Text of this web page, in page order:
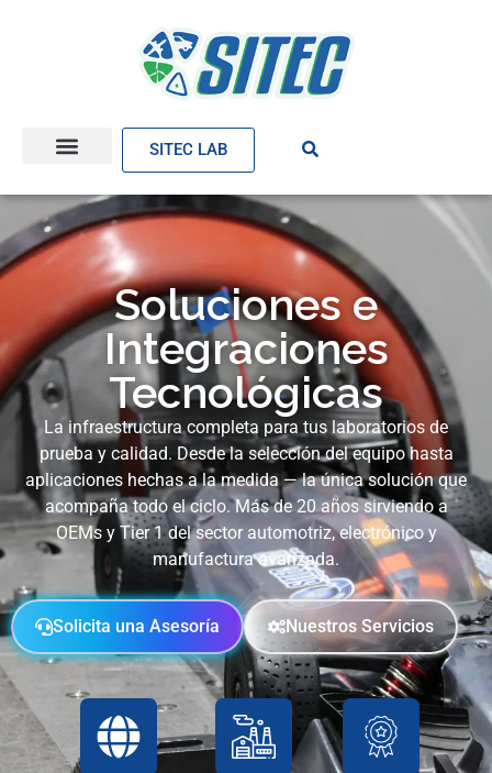
SITEC LAB
Soluciones e
Integraciones
Tecnológicas
La infraestructura completa para tus laboratorios de
prueba y calidad. Desde la selección del equipo hasta
aplicaciones hechas a la medida — la única solución que
acompaña todo el ciclo. Más de 20 años sirviendo a
OEMs y Tier 1 del sector automotriz, electrónico y
manufactura avanzada.
Solicita una Asesoría Nuestros Servicios